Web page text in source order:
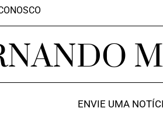
ENVIE UMA